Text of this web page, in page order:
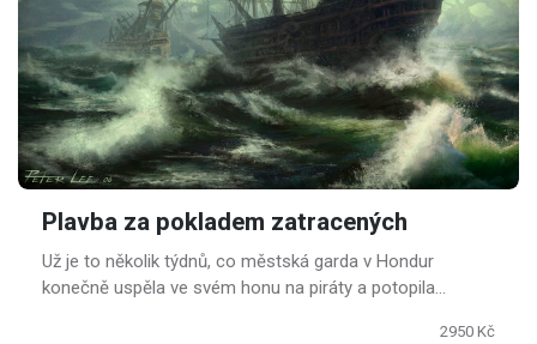
Plavba za pokladem zatracených
Už je to několik týdnů, co městská garda v Hondur
konečně uspěla ve svém honu na piráty a potopila
2950 Kč